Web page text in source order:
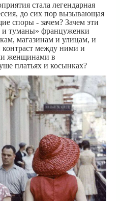
стала легендарная
до сих пор вызывающая
споры - зачем? Зачем эти
и туманы» француженки
магазинам и улицам, и
контраст между ними и
женщинами в
платьях и косынках?